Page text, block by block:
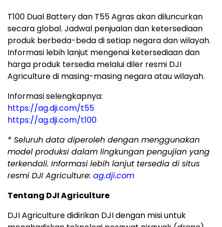
T100 Dual Battery dan T55 Agras akan diluncurkan
secara global. Jadwal penjualan dan ketersediaan
produk berbeda-beda di setiap negara dan wilayah.
Informasi lebih lanjut mengenai ketersediaan dan
harga produk tersedia melalui diler resmi DJI
Agriculture di masing-masing negara atau wilayah.
Informasi selengkapnya:
https://ag.dji.com/t55
https://ag.dji.com/t100
* Seluruh data diperoleh dengan menggunakan
model produksi dalam lingkungan pengujian yang
terkendali. Informasi lebih lanjut tersedia di situs
resmi DJI Agriculture: ag.dji.com
Tentang DJI Agriculture
DJI Agriculture didirikan DJI dengan misi untuk